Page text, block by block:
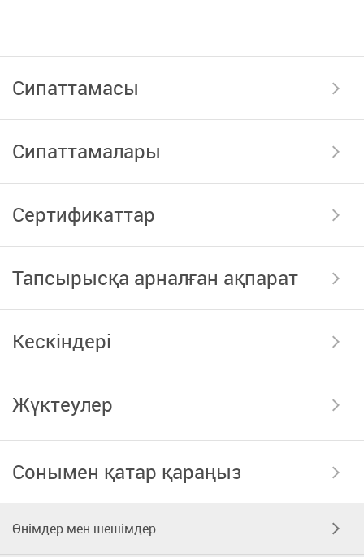
Сипаттамасы
Сипаттамалары
Сертификаттар
Тапсырысқа арналған ақпарат
Кескіндері
Жүктеулер
Сонымен қатар қараңыз
Өнімдер мен шешімдер